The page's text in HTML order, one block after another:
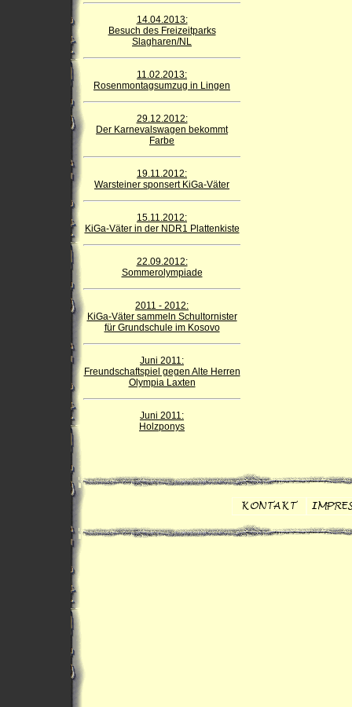
14.04.2013:
Besuch des Freizeitparks
Slagharen/NL
11.02.2013:
Rosenmontagsumzug in Lingen
29.12.2012:
Der Karnevalswagen bekommt
Farbe
19.11.2012:
Warsteiner sponsert KiGa-Väter
15.11.2012:
KiGa-Väter in der NDR1 Plattenkiste
22.09.2012:
Sommerolympiade
2011 - 2012:
KiGa-Väter sammeln Schultornister
für Grundschule im Kosovo
Juni 2011:
Freundschaftspiel gegen Alte Herren
Olympia Laxten
Juni 2011:
Holzponys